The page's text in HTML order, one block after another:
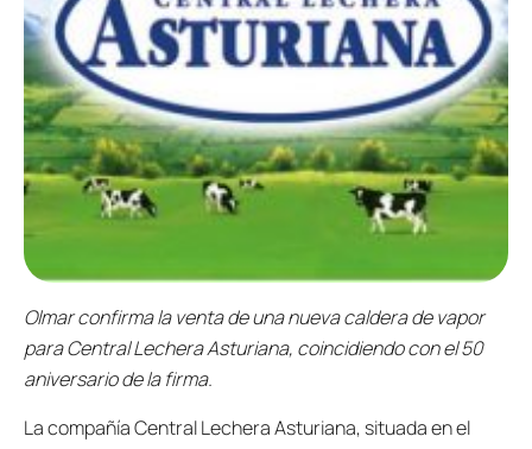
Olmar confirma la venta de una nueva caldera de vapor
para Central Lechera Asturiana, coincidiendo con el 50
aniversario de la firma.
La compañía Central Lechera Asturiana, situada en el